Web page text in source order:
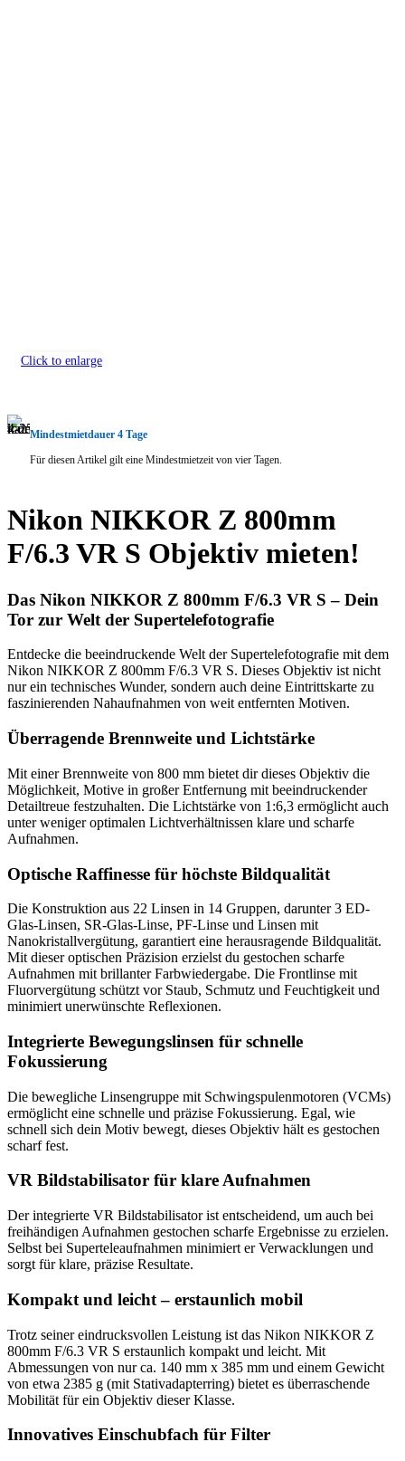
Click to enlarge
Mindestmietdauer 4 Tage
Für diesen Artikel gilt eine Mindestmietzeit von vier Tagen.
Nikon NIKKOR Z 800mm
F/6.3 VR S Objektiv mieten!
Das Nikon NIKKOR Z 800mm F/6.3 VR S – Dein
Tor zur Welt der Supertelefotografie
Entdecke die beeindruckende Welt der Supertelefotografie mit dem
Nikon NIKKOR Z 800mm F/6.3 VR S. Dieses Objektiv ist nicht
nur ein technisches Wunder, sondern auch deine Eintrittskarte zu
faszinierenden Nahaufnahmen von weit entfernten Motiven.
Überragende Brennweite und Lichtstärke
Mit einer Brennweite von 800 mm bietet dir dieses Objektiv die
Möglichkeit, Motive in großer Entfernung mit beeindruckender
Detailtreue festzuhalten. Die Lichtstärke von 1:6,3 ermöglicht auch
unter weniger optimalen Lichtverhältnissen klare und scharfe
Aufnahmen.
Optische Raffinesse für höchste Bildqualität
Die Konstruktion aus 22 Linsen in 14 Gruppen, darunter 3 ED-
Glas-Linsen, SR-Glas-Linse, PF-Linse und Linsen mit
Nanokristallvergütung, garantiert eine herausragende Bildqualität.
Mit dieser optischen Präzision erzielst du gestochen scharfe
Aufnahmen mit brillanter Farbwiedergabe. Die Frontlinse mit
Fluorvergütung schützt vor Staub, Schmutz und Feuchtigkeit und
minimiert unerwünschte Reflexionen.
Integrierte Bewegungslinsen für schnelle
Fokussierung
Die bewegliche Linsengruppe mit Schwingspulenmotoren (VCMs)
ermöglicht eine schnelle und präzise Fokussierung. Egal, wie
schnell sich dein Motiv bewegt, dieses Objektiv hält es gestochen
scharf fest.
VR Bildstabilisator für klare Aufnahmen
Der integrierte VR Bildstabilisator ist entscheidend, um auch bei
freihändigen Aufnahmen gestochen scharfe Ergebnisse zu erzielen.
Selbst bei Superteleaufnahmen minimiert er Verwacklungen und
sorgt für klare, präzise Resultate.
Kompakt und leicht – erstaunlich mobil
Trotz seiner eindrucksvollen Leistung ist das Nikon NIKKOR Z
800mm F/6.3 VR S erstaunlich kompakt und leicht. Mit
Abmessungen von nur ca. 140 mm x 385 mm und einem Gewicht
von etwa 2385 g (mit Stativadapterring) bietet es überraschende
Mobilität für ein Objektiv dieser Klasse.
Innovatives Einschubfach für Filter